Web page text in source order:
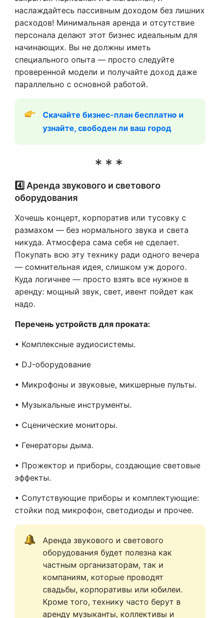
наслаждайтесь пассивным доходом без лишних
расходов! Минимальная аренда и отсутствие
персонала делают этот бизнес идеальным для
начинающих. Вы не должны иметь
специального опыта — просто следуйте
проверенной модели и получайте доход даже
параллельно с основной работой.
Скачайте бизнес-план бесплатно и
узнайте, свободен ли ваш город
4️⃣ Аренда звукового и светового
оборудования
Хочешь концерт, корпоратив или тусовку с
размахом — без нормального звука и света
никуда. Атмосфера сама себя не сделает.
Покупать всю эту технику ради одного вечера
— сомнительная идея, слишком уж дорого.
Куда логичнее — просто взять все нужное в
аренду: мощный звук, свет, ивент пойдет как
надо.
Перечень устройств для проката:
• Комплексные аудиосистемы.
• DJ-оборудование
• Микрофоны и звуковые, микшерные пульты.
• Музыкальные инструменты.
• Сценические мониторы.
• Генераторы дыма.
• Прожектор и приборы, создающие световые
эффекты.
• Сопутствующие приборы и комплектующие:
стойки под микрофон, светодиоды и прочее.
Аренда звукового и светового
оборудования будет полезна как
частным организаторам, так и
компаниям, которые проводят
свадьбы, корпоративы или юбилеи.
Кроме того, технику часто берут в
аренду музыканты, коллективы и